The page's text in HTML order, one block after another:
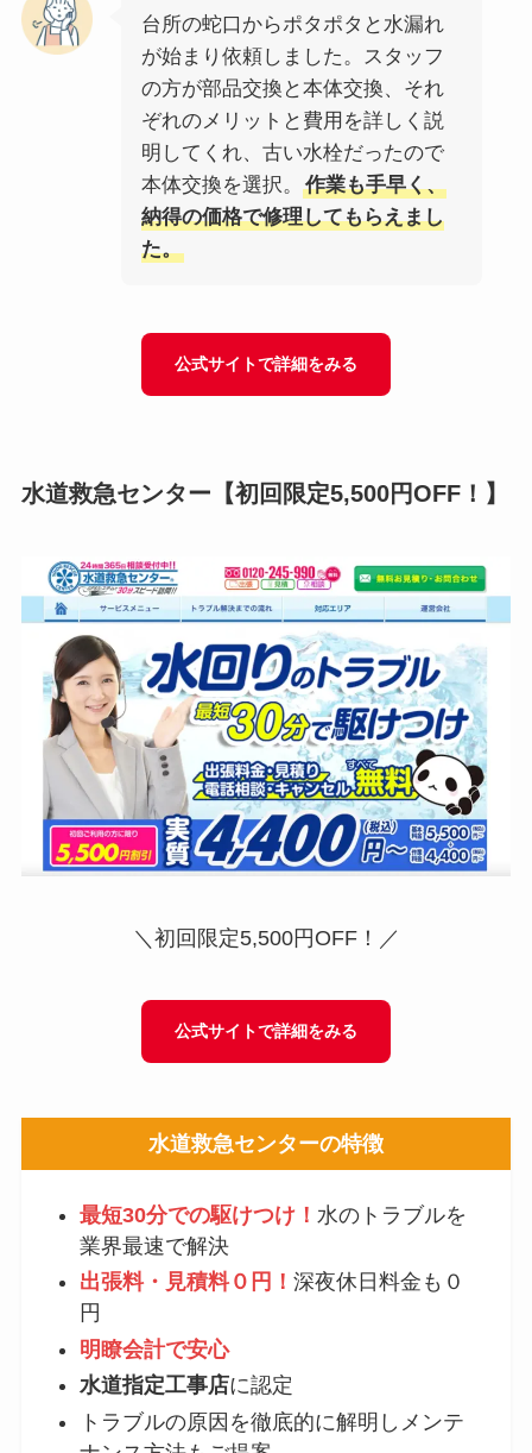
台所の蛇口からポタポタと水漏れ
が始まり依頼しました。スタッフ
の方が部品交換と本体交換、それ
ぞれのメリットと費用を詳しく説
明してくれ、古い水栓だったので
本体交換を選択。
作業も手早く、
納得の価格で修理してもらえまし
た。
公式サイトで詳細をみる
水道救急センター 【初回限定5,500円OFF！】
＼初回限定5,500円OFF！／
公式サイトで詳細をみる
水道救急センターの特徴
最短30分での駆けつけ！ 水のトラブルを
業界最速で解決
出張料・見積料０円！深夜休日料金も０
円
明瞭会計で安心
水道指定工事店に認定
トラブルの原因を徹底的に解明しメンテ